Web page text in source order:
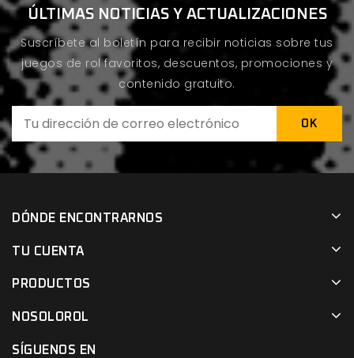
ÚLTIMAS NOTICIAS Y ACTUALIZACIONES
Suscríbete al boletín para recibir noticias sobre tus
juegos de rol favoritos, descuentos, promociones y
contenido gratuito.
DÓNDE ENCONTRARNOS
TU CUENTA
PRODUCTOS
NOSOLOROL
SÍGUENOS EN